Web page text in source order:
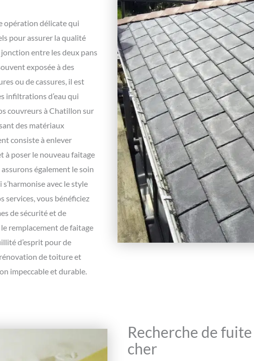
opération délicate qui
pour assurer la qualité
jonction entre les deux pans
exposée à des
ou de cassures, il est
infiltrations d’eau qui
couvreurs à Chatillon sur
des matériaux
consiste à enlever
à poser le nouveau faitage
également le soin
avec le style
services, vous bénéficiez
de sécurité et de
remplacement de faitage
d’esprit pour de
de toiture et
impeccable et durable.
Recherche de
cher